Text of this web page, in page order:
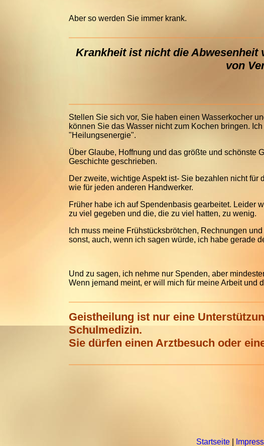
Aber so werden Sie immer krank.
Krankheit ist nicht die Abwesenheit
von
Stellen Sie sich vor, Sie haben einen Wasserkocher
können Sie das Wasser nicht zum Kochen bringen.
"Heilungsenergie".
Über Glaube, Hoffnung und das größte und schönste
Geschichte geschrieben.
Der zweite, wichtige Aspekt ist- Sie bezahlen nicht
wie für jeden anderen Handwerker.
Früher habe ich auf Spendenbasis gearbeitet. Leider
zu viel gegeben und die, die zu viel hatten, zu wenig.
Ich muss meine Frühstücksbrötchen, Rechnungen
sonst, auch, wenn ich sagen würde, ich habe gerade
Und zu sagen, ich nehme nur Spenden, aber
Wenn jemand meint, er will mich für meine Arbeit und
Geistheilung ist nur eine
Schulmedizin.
Sie dürfen einen Arztbesuch oder
Startseite